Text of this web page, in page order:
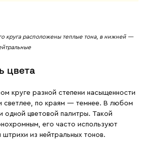
круга расположены теплые тона, в нижней —
цвета
круге разной степени насыщенности
светлее, по краям — темнее. В любом
одной цветовой палитры. Такой
его часто используют
из нейтральных тонов.